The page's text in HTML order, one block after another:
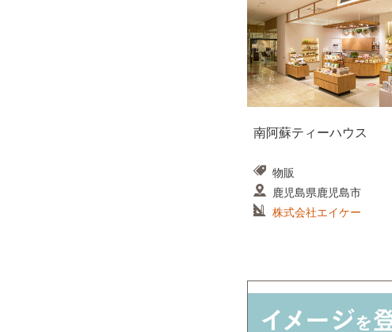
南阿蘇ティーハウス
物販
鹿児島県鹿児島市
株式会社エイケー